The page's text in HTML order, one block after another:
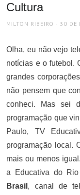
Cultura
AUTHOR
MILTON RIBEIRO 30 DE
Olha, eu não vejo
notícias e o futebol.
grandes
não pensem que
conheci. Mas sei
programação que
Paulo, TV
programação local.
mais ou menos
a Educativa do
Brasil , canal de